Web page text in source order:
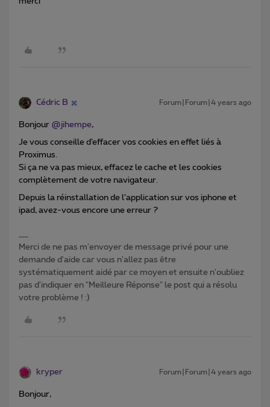
Cédric B Forum|Forum|4 years ago
Bonjour @jihempe,
Je vous conseille d’effacer vos cookies en effet liés à
Proximus.
Si ça ne va pas mieux, effacez le cache et les cookies
complètement de votre navigateur.
Depuis la réinstallation de l’application sur vos iphone et
ipad, avez-vous encore une erreur ?
Merci de ne pas m'envoyer de message privé pour une
demande d'aide car vous n'allez pas être
systématiquement aidé par ce moyen et ensuite n'oubliez
pas d'indiquer en "Meilleure Réponse" le post qui a résolu
votre problème ! :)
kryper Forum|Forum|4 years ago
Bonjour,